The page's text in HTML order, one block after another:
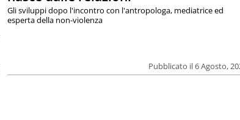
Pubblicato il 6 Agosto,
Gli sviluppi dopo l'incontro con l'antropologa, mediatrice ed
esperta della non-violenza